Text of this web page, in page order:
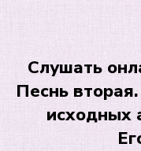
Слушать
Песнь
исходных